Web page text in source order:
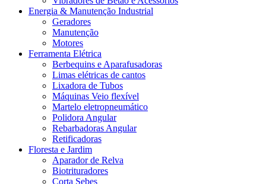
Energia & Manutenção Industrial
Geradores
Manutenção
Motores
Ferramenta Elétrica
Berbequins e Aparafusadoras
Limas elétricas de cantos
Lixadora de Tubos
Máquinas Veio flexível
Martelo eletropneumático
Polidora Angular
Rebarbadoras Angular
Retificadoras
Floresta e Jardim
Aparador de Relva
Biotrituradores
Corta Sebes